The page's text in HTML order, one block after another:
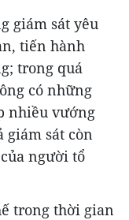
giám sát yêu
tiến hành
trong quá
có những
nhiều vướng
giám sát còn
người tổ
trong thời gian